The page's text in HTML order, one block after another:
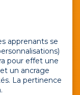
apprenants se
pour effet une
un ancrage
La pertinence